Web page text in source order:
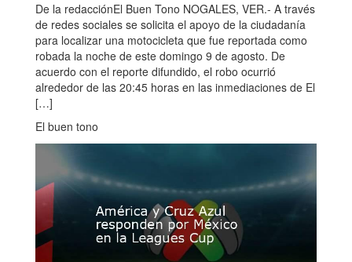
De la redacciónEl Buen Tono NOGALES, VER.- A través
de redes sociales se solicita el apoyo de la ciudadanía
para localizar una motocicleta que fue reportada como
robada la noche de este domingo 9 de agosto. De
acuerdo con el reporte difundido, el robo ocurrió
alrededor de las 20:45 horas en las inmediaciones de El
[…]
El buen tono